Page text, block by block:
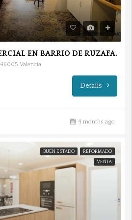
EN BARRIO DE RUZAFA.
Valencia
Details
4 months ago
BUEN ESTADO
REFORMADO
VENTA